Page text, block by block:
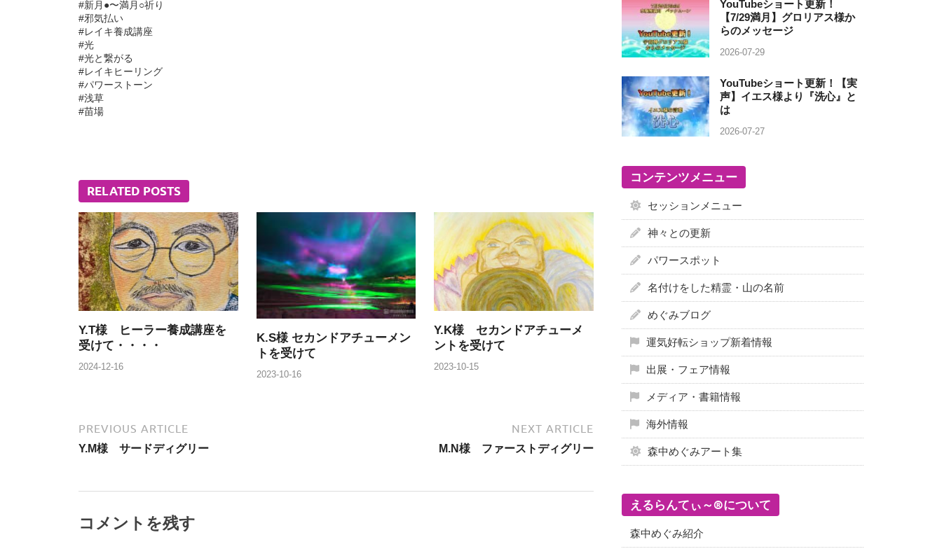
#新月●〜満月○祈り
#邪気払い
#レイキ養成講座
#光
#光と繋がる
#レイキヒーリング
#パワーストーン
#浅草
#苗場
RELATED POSTS
Y.T様 ヒーラー養成講座を
受けて・・・・
2024-12-16
K.S様 セカンドアチューメン
トを受けて
2023-10-16
Y.K様 セカンドアチューメ
ントを受けて
2023-10-15
PREVIOUS ARTICLE
Y.M様 サードディグリー
NEXT ARTICLE
M.N様 ファーストディグリー
コメントを残す
YouTubeショート更新！
【7/29満月】グロリアス様か
らのメッセージ
2026-07-29
YouTubeショート更新！【実
声】イエス様より『洗心』と
は
2026-07-27
コンテンツメニュー
セッションメニュー
神々との更新
パワースポット
名付けをした精霊・山の名前
めぐみブログ
運気好転ショップ新着情報
出展・フェア情報
メディア・書籍情報
海外情報
森中めぐみアート集
えるらんてぃ～®について
森中めぐみ紹介